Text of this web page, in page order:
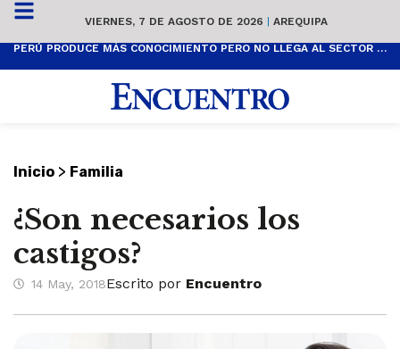
VIERNES, 7 DE AGOSTO DE 2026 | AREQUIPA
PERÚ PRODUCE MÁS CONOCIMIENTO PERO NO LLEGA AL SECTOR PRODUCTIVO
Inicio > Familia
¿Son necesarios los
castigos?
14 May, 2018Escrito por Encuentro